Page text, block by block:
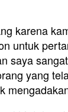
karena
untuk
saya
yang